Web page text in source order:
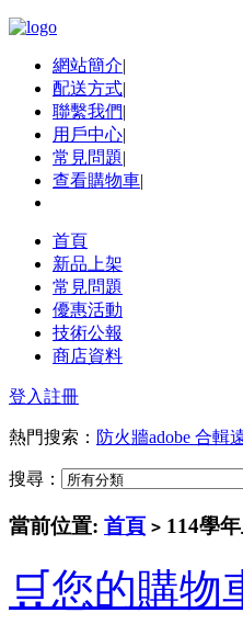
網站簡介|
配送方式|
聯繫我們|
用戶中心|
常見問題|
查看購物車|
首頁
新品上架
常見問題
優惠活動
技術公報
商店資料
登入註冊
熱門搜索： 防火牆adobe 合輯
搜尋：
當前位置: 首頁 > 114學
🛒您的購物